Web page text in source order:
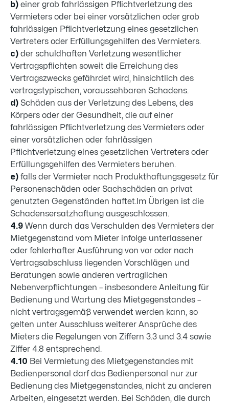
b) einer grob fahrlässigen Pflichtverletzung des
Vermieters oder bei einer vorsätzlichen oder grob
fahrlässigen Pflichtverletzung eines gesetzlichen
Vertreters oder Erfüllungsgehilfen des Vermieters.
c) der schuldhaften Verletzung wesentlicher
Vertragspflichten soweit die Erreichung des
Vertragszwecks gefährdet wird, hinsichtlich des
vertragstypischen, voraussehbaren Schadens.
d) Schäden aus der Verletzung des Lebens, des
Körpers oder der Gesundheit, die auf einer
fahrlässigen Pflichtverletzung des Vermieters oder
einer vorsätzlichen oder fahrlässigen
Pflichtverletzung eines gesetzlichen Vertreters oder
Erfüllungsgehilfen des Vermieters beruhen.
e) falls der Vermieter nach Produkthaftungsgesetz für
Personenschäden oder Sachschäden an privat
genutzten Gegenständen haftet.Im Übrigen ist die
Schadensersatzhaftung ausgeschlossen.
4.9 Wenn durch das Verschulden des Vermieters der
Mietgegenstand vom Mieter infolge unterlassener
oder fehlerhafter Ausführung von vor oder nach
Vertragsabschluss liegenden Vorschlägen und
Beratungen sowie anderen vertraglichen
Nebenverpflichtungen – insbesondere Anleitung für
Bedienung und Wartung des Mietgegenstandes –
nicht vertragsgemäß verwendet werden kann, so
gelten unter Ausschluss weiterer Ansprüche des
Mieters die Regelungen von Ziffern 3.3 und 3.4 sowie
Ziffer 4.8 entsprechend.
4.10 Bei Vermietung des Mietgegenstandes mit
Bedienpersonal darf das Bedienpersonal nur zur
Bedienung des Mietgegenstandes, nicht zu anderen
Arbeiten, eingesetzt werden. Bei Schäden, die durch